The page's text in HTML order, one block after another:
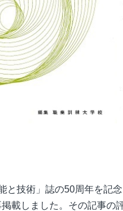
技術」誌の50周年を記
載しました。その記事の